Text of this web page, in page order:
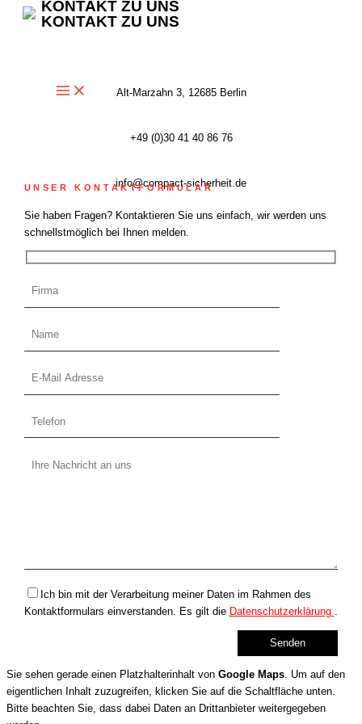
Zum
KONTAKT ZU UNS
KONTAKT ZU UNS
Alt-Marzahn 3, 12685 Berlin
+49 (0)30 41 40 86 76
info@compact-sicherheit.de
UNSER KONTAKTFORMULAR
Sie haben Fragen? Kontaktieren Sie uns einfach, wir werden uns
schnellstmöglich bei Ihnen melden.
Ich bin mit der Verarbeitung meiner Daten im Rahmen des
Kontaktformulars einverstanden. Es gilt die Datenschutzerklärung
Sie sehen gerade einen Platzhalterinhalt von Google Maps. Um auf den
eigentlichen Inhalt zuzugreifen, klicken Sie auf die Schaltfläche unten.
Bitte beachten Sie, dass dabei Daten an Drittanbieter weitergegeben